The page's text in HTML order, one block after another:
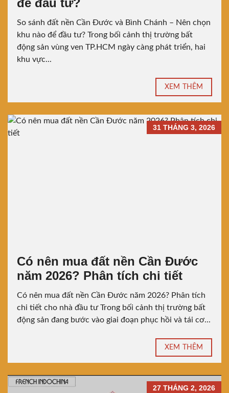
So sánh đất nền Cần Đước và Bình Chánh – Nên chọn
khu nào để đầu tư? Trong bối cảnh thị trường bất
động sản vùng ven TP.HCM ngày càng phát triển, hai
khu vực...
XEM THÊM
31 THÁNG 3, 2026
Có nên mua đất nền Cần Đước
năm 2026? Phân tích chi tiết
Có nên mua đất nền Cần Đước năm 2026? Phân tích
chi tiết cho nhà đầu tư Trong bối cảnh thị trường bất
động sản đang bước vào giai đoạn phục hồi và tái cơ...
XEM THÊM
27 THÁNG 2, 2026